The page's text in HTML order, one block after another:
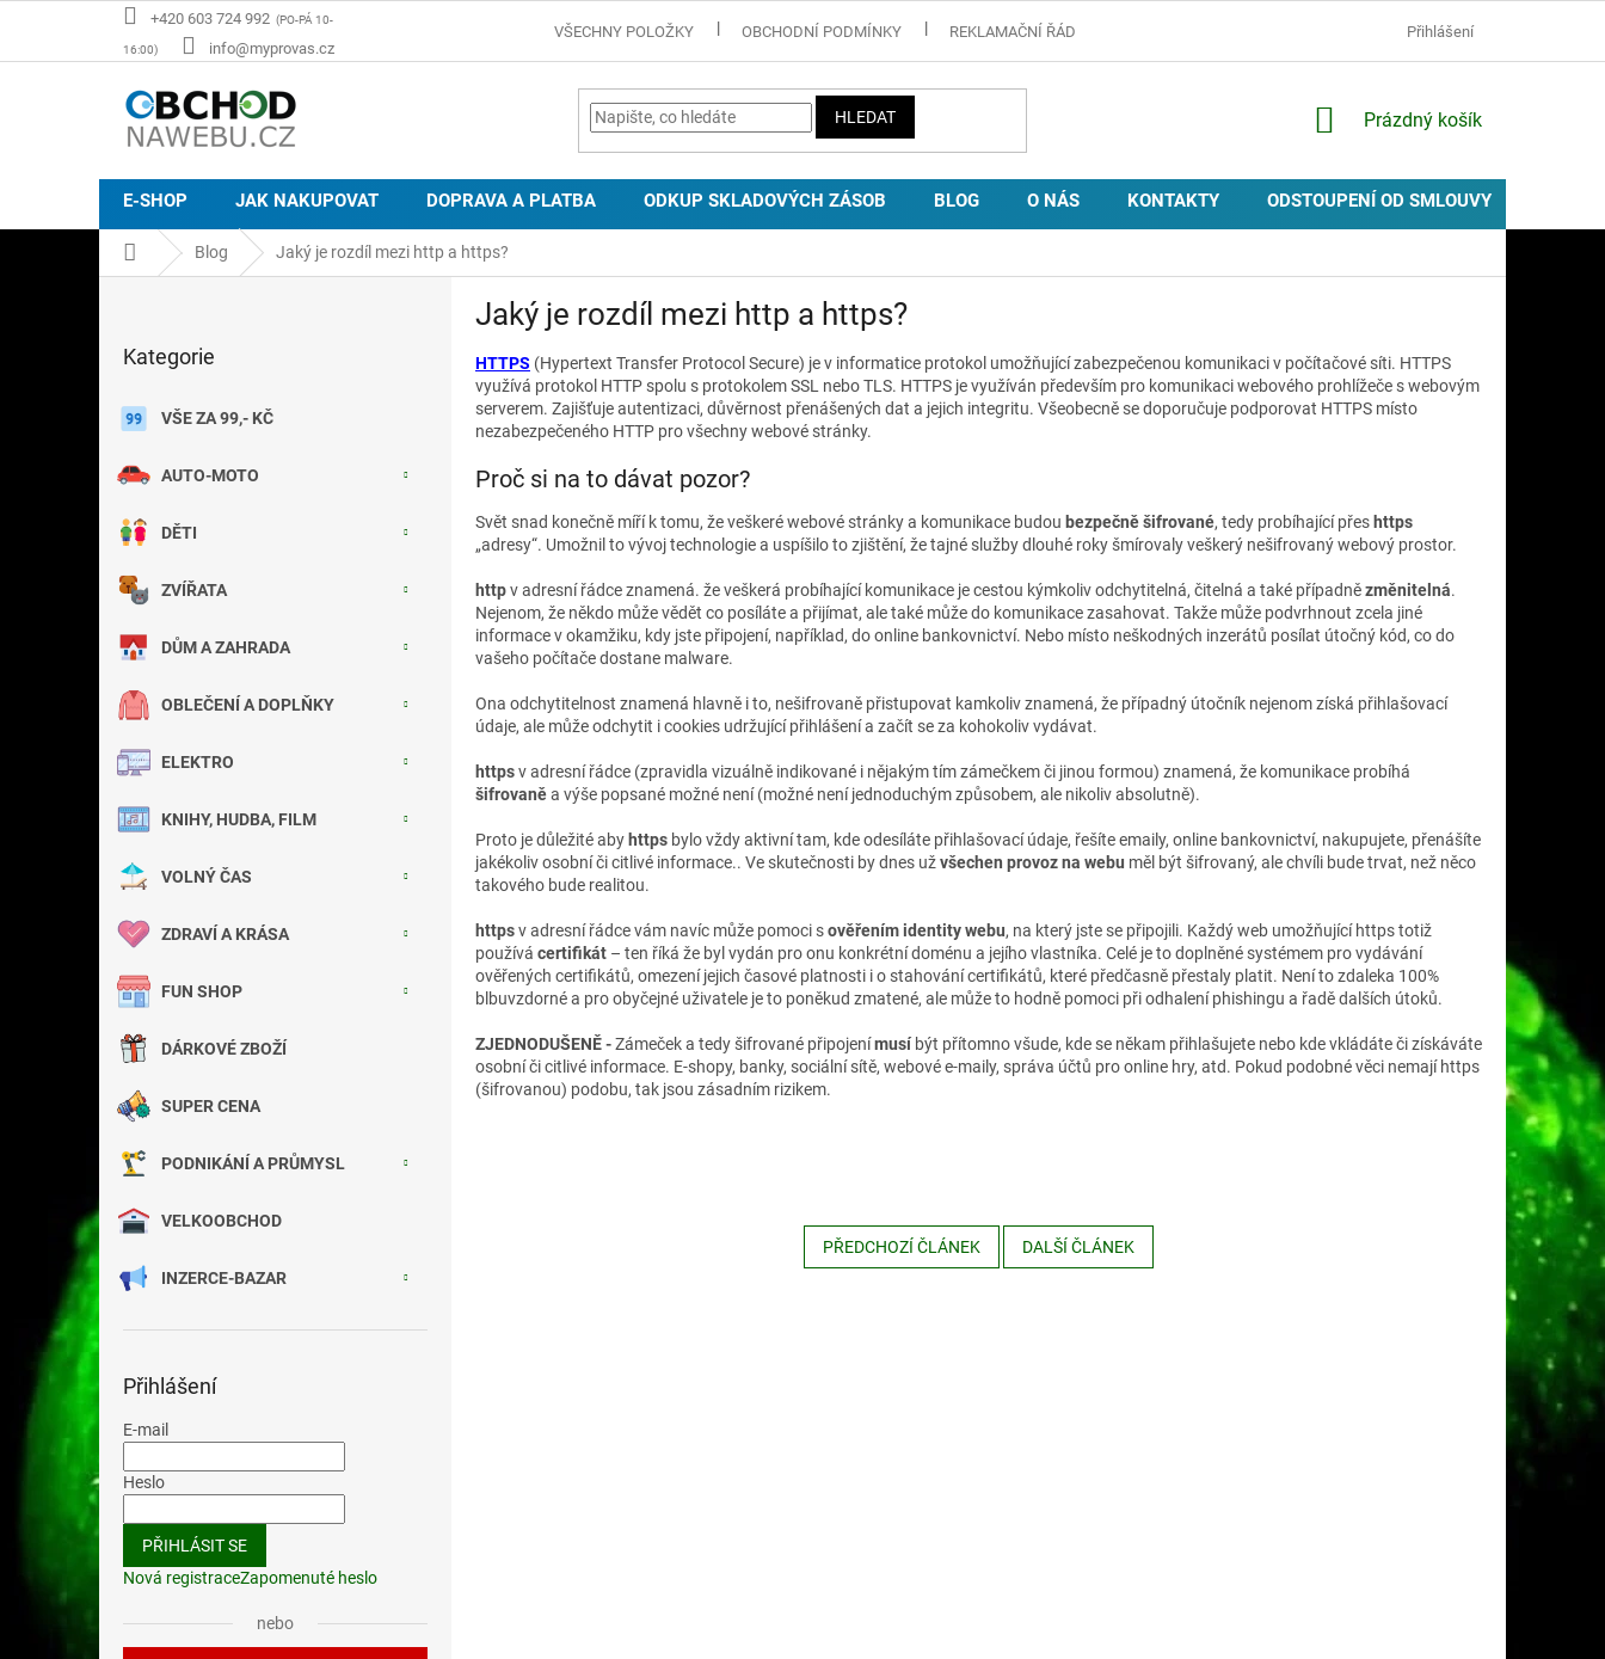
+420 603 724 992
info@myprovas.cz
VŠECHNY POLOŽKY OBCHODNÍ PODMÍNKY REKLAMAČNÍ ŘÁD ZÁSADY POUŽÍVÁNÍ COOKIES
Přihlášení
HLEDAT
NÁKUPNÍ
Prázdný košík
E-SHOP JAK NAKUPOVAT DOPRAVA A PLATBA ODKUP SKLADOVÝCH ZÁSOB BLOG O NÁS KONTAKTY ODSTOUPENÍ OD SMLOUVY
Domů Blog Jaký je rozdíl mezi http a https?
kategorie
Kategorie
VŠE ZA 99,- KČ
AUTO-MOTO
DĚTI
ZVÍŘATA
DŮM A ZAHRADA
OBLEČENÍ A DOPLŇKY
ELEKTRO
KNIHY, HUDBA, FILM
VOLNÝ ČAS
ZDRAVÍ A KRÁSA
FUN SHOP
DÁRKOVÉ ZBOŽÍ
SUPER CENA
PODNIKÁNÍ A PRŮMYSL
VELKOOBCHOD
INZERCE-BAZAR
Přihlášení
E-mail
Heslo
PŘIHLÁSIT SE
Nová registraceZapomenuté heslo
nebo
Jaký je rozdíl mezi http a https?
HTTPS (Hypertext Transfer Protocol Secure) je v informatice protokol umožňující zabezpečenou komunikaci v počítačové síti. HTTPS
využívá protokol HTTP spolu s protokolem SSL nebo TLS. HTTPS je využíván především pro komunikaci webového prohlížeče s webovým
serverem. Zajišťuje autentizaci, důvěrnost přenášených dat a jejich integritu. Všeobecně se doporučuje podporovat HTTPS místo
nezabezpečeného HTTP pro všechny webové stránky.
Proč si na to dávat pozor?
Svět snad konečně míří k tomu, že veškeré webové stránky a komunikace budou bezpečně šifrované, tedy probíhající přes https
„adresy“. Umožnil to vývoj technologie a uspíšilo to zjištění, že tajné služby dlouhé roky šmírovaly veškerý nešifrovaný webový prostor.
httpv adresní řádce znamená. že veškerá probíhající komunikace je cestou kýmkoliv odchytitelná, čitelná a také případnězměnitelná.
Nejenom, že někdo může vědět co posíláte a přijímat, ale také může do komunikace zasahovat. Takže může podvrhnout zcela jiné
informace v okamžiku, kdy jste připojení, například, do online bankovnictví. Nebo místo neškodných inzerátů posílat útočný kód, co do
vašeho počítače dostane malware.
Ona odchytitelnost znamená hlavně i to, nešifrovaně přistupovat kamkoliv znamená, že případný útočník nejenom získá přihlašovací
údaje, ale může odchytit i cookies udržující přihlášení a začít se za kohokoliv vydávat.
httpsv adresní řádce (zpravidla vizuálně indikované i nějakým tím zámečkem či jinou formou) znamená, že komunikace probíhá
šifrovaněa výše popsané možné není (možné není jednoduchým způsobem, ale nikoliv absolutně).
Proto je důležité aby https bylo vždy aktivní tam, kde odesíláte přihlašovací údaje, řešíte emaily, online bankovnictví, nakupujete, přenášíte
jakékoliv osobní či citlivé informace.. Ve skutečnosti by dnes užvšechen provoz na webu měl být šifrovaný, ale chvíli bude trvat, než něco
takového bude realitou.
httpsv adresní řádce vám navíc může pomoci sověřením identity webu, na který jste se připojili. Každý web umožňující https totiž
používá certifikát – ten říká že byl vydán pro onu konkrétní doménu a jejího vlastníka. Celé je to doplněné systémem pro vydávání
ověřených certifikátů, omezení jejich časové platnosti i o stahování certifikátů, které předčasně přestaly platit. Není to zdaleka 100%
blbuvzdorné a pro obyčejné uživatele je to poněkud zmatené, ale může to hodně pomoci při odhalení phishingu a řadě dalších útoků.
ZJEDNODUŠENĚ -Zámeček a tedy šifrované připojenímusí být přítomno všude, kde se někam přihlašujete nebo kde vkládáte či získáváte
osobní či citlivé informace. E-shopy, banky, sociální sítě, webové e-maily, správa účtů pro online hry, atd. Pokud podobné věci nemají https
(šifrovanou) podobu, tak jsou zásadním rizikem.
PŘEDCHOZÍ ČLÁNEK DALŠÍ ČLÁNEK